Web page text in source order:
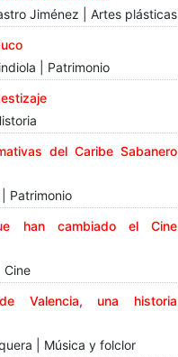
Jiménez | Artes plásticas
| Patrimonio
del Caribe Sabanero
Patrimonio
han cambiado el Cine
Cine
Valencia, una historia
| Música y folclor